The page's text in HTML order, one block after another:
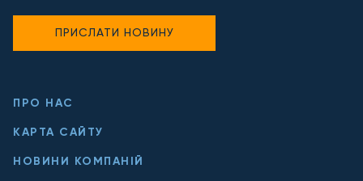
ПРО НАС
КАРТА САЙТУ
НОВИНИ КОМПАНІЙ
ПРИСЛАТИ НОВИНУ